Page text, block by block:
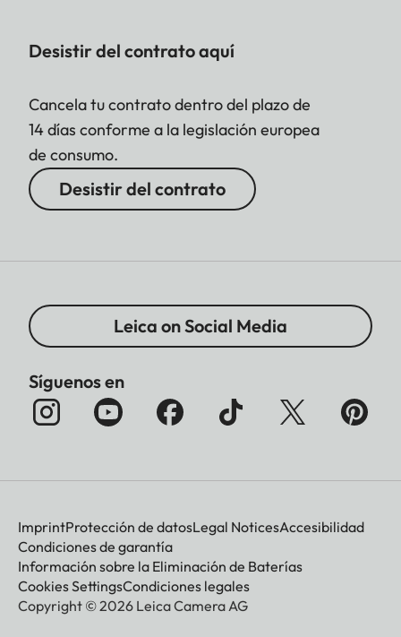
Desistir del contrato aquí
Cancela tu contrato dentro del plazo de
14 días conforme a la legislación europea
de consumo.
Desistir del contrato
Leica on Social Media
Síguenos en
ImprintProtección de datosLegal NoticesAccesibilidad
Condiciones de garantía
Información sobre la Eliminación de Baterías
Cookies SettingsCondiciones legales
Copyright © 2026 Leica Camera AG